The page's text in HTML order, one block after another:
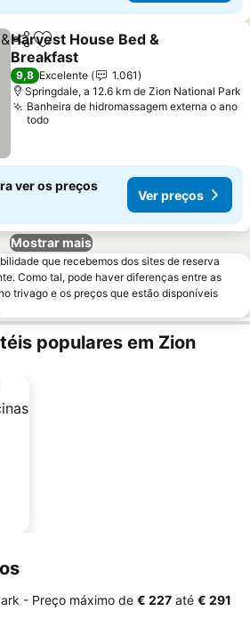
PartilharAdicionar aos favoritos
Harvest House Bed &
Breakfast
Ver preços
9,8 Excelente
1.061
Springdale, a 12.6 km de Zion National Park
Banheira de hidromassagem externa o ano
todo
ver os preços
Ver preços
Mostrar mais
que recebemos dos sites de reserva
Como tal, pode haver diferenças entre as
trivago e os preços que estão disponíveis
populares em Zion
- Preço máximo de ‎€ 227 até ‎€ 291